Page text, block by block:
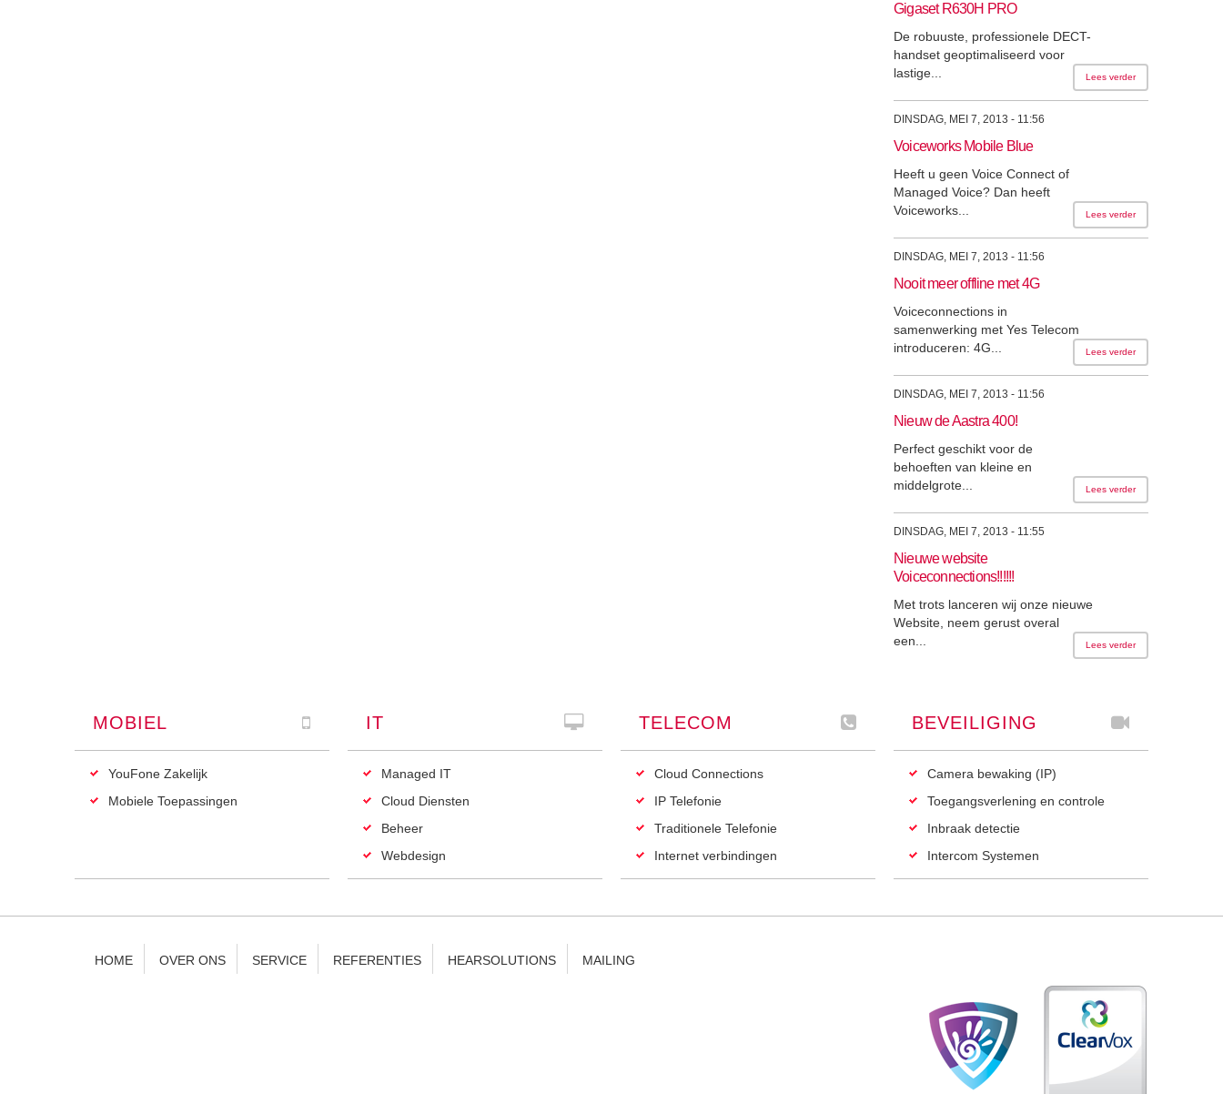
Gigaset R630H PRO
De robuuste, professionele DECT-
handset geoptimaliseerd voor
lastige...
Lees verder
DINSDAG, MEI 7, 2013 - 11:56
Voiceworks Mobile Blue
Heeft u geen Voice Connect of
Managed Voice? Dan heeft
Voiceworks...
Lees verder
DINSDAG, MEI 7, 2013 - 11:56
Nooit meer offline met 4G
Voiceconnections in
samenwerking met Yes Telecom
introduceren: 4G...
Lees verder
DINSDAG, MEI 7, 2013 - 11:56
Nieuw de Aastra 400!
Perfect geschikt voor de
behoeften van kleine en
middelgrote...
Lees verder
DINSDAG, MEI 7, 2013 - 11:55
Nieuwe website
Voiceconnections!!!!!!
Met trots lanceren wij onze nieuwe
Website, neem gerust overal
een...
Lees verder
MOBIEL
YouFone Zakelijk
Mobiele Toepassingen
IT
Managed IT
Cloud Diensten
Beheer
Webdesign
TELECOM
Cloud Connections
IP Telefonie
Traditionele Telefonie
Internet verbindingen
BEVEILIGING
Camera bewaking (IP)
Toegangsverlening en controle
Inbraak detectie
Intercom Systemen
HOME OVER ONS SERVICE REFERENTIES HEARSOLUTIONS MAILING